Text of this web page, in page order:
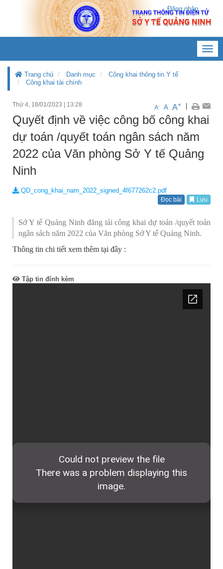
Đăng nhập
Trang chủ Danh mục
Công khai thông tin Y tế
Công khai tài chính
Thứ 4, 18/01/2023 13:28 A- A A+
Quyết định về việc công bố công khai
dự toán /quyết toán ngân sách năm
2022 của Văn phòng Sở Y tế Quảng
Ninh
QD_cong_khai_nam_2022_signed_4f677262c2.pdf
Đọc bài Lưu
Sở Y tế Quảng Ninh đăng tải công khai dự toán /quyết toán
ngân sách năm 2022 của Văn phòng Sở Y tế Quảng Ninh.
Thông tin chi tiết xem thêm tại đây :
Tập tin đính kèm